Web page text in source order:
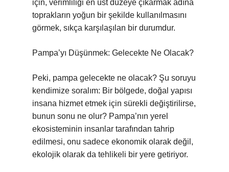
için, verimliliği en üst düzeye çıkarmak adına
toprakların yoğun bir şekilde kullanılmasını
görmek, sıkça karşılaşılan bir durumdur.
Pampa’yı Düşünmek: Gelecekte Ne Olacak?
Peki, pampa gelecekte ne olacak? Şu soruyu
kendimize soralım: Bir bölgede, doğal yapısı
insana hizmet etmek için sürekli değiştirilirse,
bunun sonu ne olur? Pampa’nın yerel
ekosisteminin insanlar tarafından tahrip
edilmesi, onu sadece ekonomik olarak değil,
ekolojik olarak da tehlikeli bir yere getiriyor.